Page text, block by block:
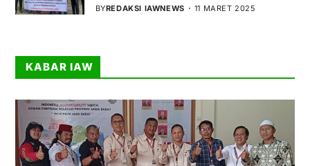
BYREDAKSI IAWNEWS 11 MARET 2025
KABAR IAW